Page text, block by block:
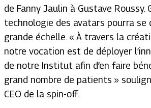
de Fanny Jaulin à Gustave Roussy.
technologie des avatars pourra se
grande échelle. « À travers la
notre vocation est de déployer
de notre Institut afin d’en faire
grand nombre de patients »
CEO de la spin-off.